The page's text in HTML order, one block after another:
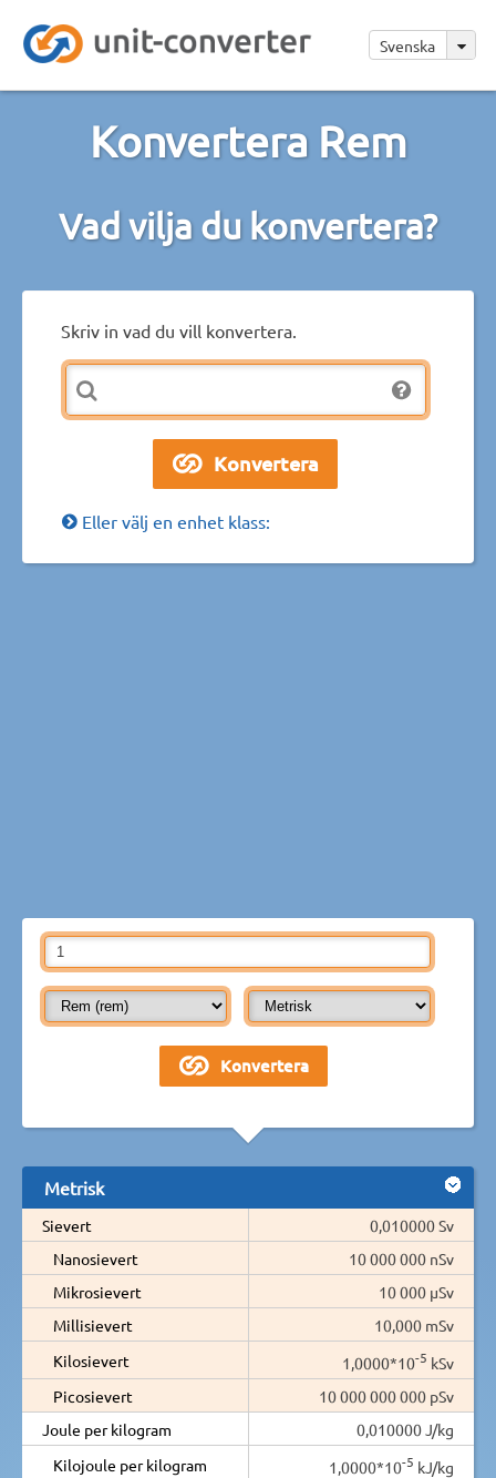
Svenska
Konvertera Rem
Vad vilja du konvertera?
Skriv in vad du vill konvertera.
Eller välj en enhet klass:
Metrisk
Sievert
0,010000 Sv
Nanosievert
10 000 000 nSv
Mikrosievert
10 000 µSv
Millisievert
10,000 mSv
Kilosievert
1,0000*10-5 kSv
Picosievert
10 000 000 000 pSv
Joule per kilogram
0,010000 J/kg
Kilojoule per kilogram
1,0000*10-5 kJ/kg